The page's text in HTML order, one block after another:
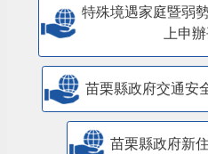
特殊境遇家庭暨弱
上申
苗栗縣政府交通安
苗栗縣政府新